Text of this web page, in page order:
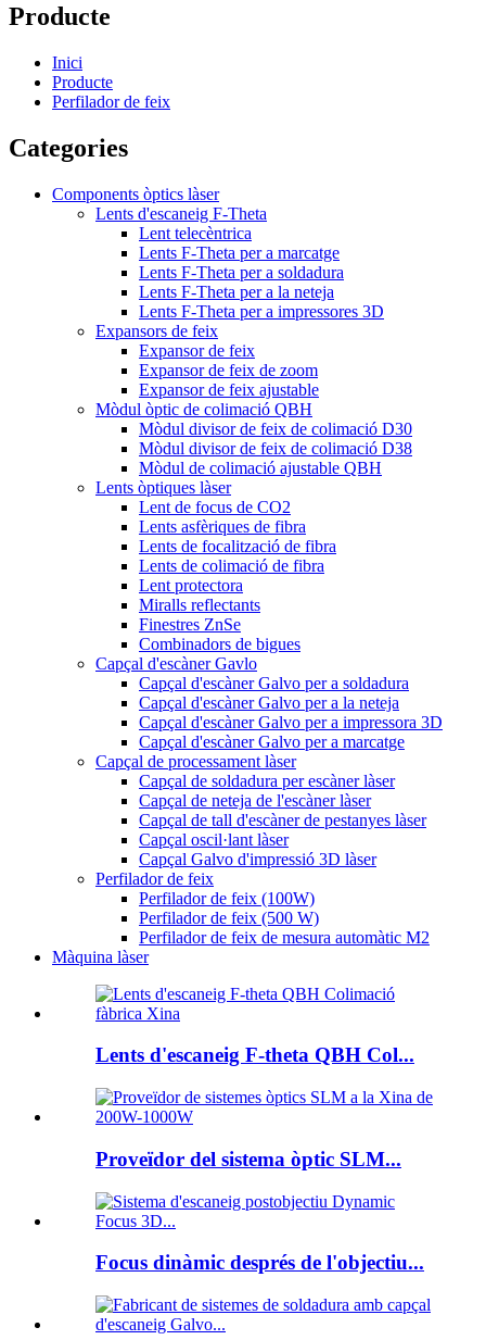
Producte
Inici
Producte
Perfilador de feix
Categories
Components òptics làser
Lents d'escaneig F-Theta
Lent telecèntrica
Lents F-Theta per a marcatge
Lents F-Theta per a soldadura
Lents F-Theta per a la neteja
Lents F-Theta per a impressores 3D
Expansors de feix
Expansor de feix
Expansor de feix de zoom
Expansor de feix ajustable
Mòdul òptic de colimació QBH
Mòdul divisor de feix de colimació D30
Mòdul divisor de feix de colimació D38
Mòdul de colimació ajustable QBH
Lents òptiques làser
Lent de focus de CO2
Lents asfèriques de fibra
Lents de focalització de fibra
Lents de colimació de fibra
Lent protectora
Miralls reflectants
Finestres ZnSe
Combinadors de bigues
Capçal d'escàner Gavlo
Capçal d'escàner Galvo per a soldadura
Capçal d'escàner Galvo per a la neteja
Capçal d'escàner Galvo per a impressora 3D
Capçal d'escàner Galvo per a marcatge
Capçal de processament làser
Capçal de soldadura per escàner làser
Capçal de neteja de l'escàner làser
Capçal de tall d'escàner de pestanyes làser
Capçal oscil·lant làser
Capçal Galvo d'impressió 3D làser
Perfilador de feix
Perfilador de feix (100W)
Perfilador de feix (500 W)
Perfilador de feix de mesura automàtic M2
Màquina làser
Lents d'escaneig F-theta QBH Col...
Proveïdor del sistema òptic SLM...
Focus dinàmic després de l'objectiu...